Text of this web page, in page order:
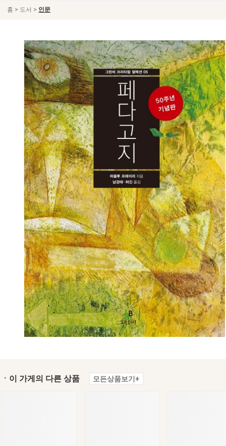
홈 > 도서 > 인문
ㆍ이 가게의 다른 상품 모든상품보기+